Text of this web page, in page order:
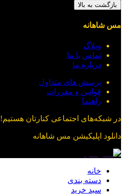
بازگشت به بالا
مس شاهانه
وبلاگ
تماس با ما
درباره ما
پرسش های متداول
قوانین و مقررات
راهنما
در شبکه‌های اجتماعی کنارتان هستیم!
دانلود اپلیکیشن مس شاهانه
خانه
دسته بندی
سبد خرید